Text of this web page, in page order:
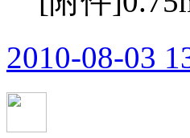
2010-08-03